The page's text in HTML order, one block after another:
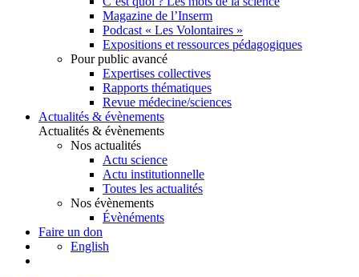
Magazine de l’Inserm
Podcast « Les Volontaires »
Expositions et ressources pédagogiques
Pour public avancé
Expertises collectives
Rapports thématiques
Revue médecine/sciences
Actualités & évènements
Actualités & évènements
Nos actualités
Actu science
Actu institutionnelle
Toutes les actualités
Nos évènements
Évènéments
Faire un don
English